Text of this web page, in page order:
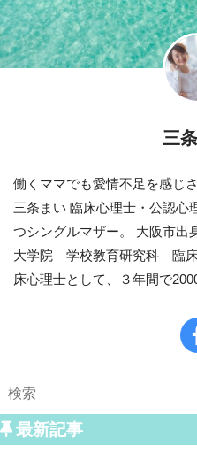
三
働くママでも愛情不足を感じ
三条まい 臨床心理士・公認心
つシングルマザー。 大阪市出
大学院 学校教育研究科 臨床
床心理士として、３年間で
最新記事